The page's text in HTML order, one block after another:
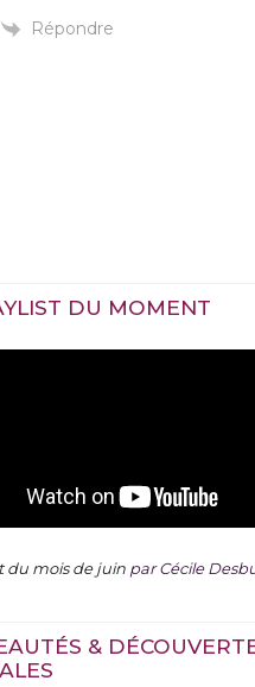
Répondre
DU MOMENT
du mois de juin par Cécile
&